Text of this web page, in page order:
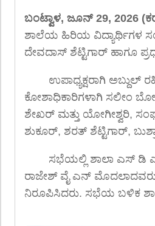
ಬಂಟ್ವಾಳ, ಜೂನ್ 29, 2026
ಶಾಲೆಯ ಹಿರಿಯ ವಿದ್ಯಾರ್ಥಿಗಳ ಸಂಘ
ದೇವದಾಸ್ ಶೆಟ್ಟಿಗಾರ್ ಹಾಗೂ
ಉಪಾಧ್ಯಕ್ಷರಾಗಿ
ಕೋಶಾಧಿಕಾರಿಗಳಾಗಿ ಸಲೀಂ
ಶೇಖರ್ ಮತ್ತು ಯೋಗೀಶ್ವರಿ,
ಶುಕೂರ್, ಶರತ್ ಶೆಟ್ಟಿಗಾರ್,
ಸಭೆಯಲ್ಲಿ ಶಾಲಾ ಎಸ್ ಡಿ ಎಂ
ರಾಜೇಶ್ ವೈ ಎನ್
ನಿರೂಪಿಸಿದರು. ಸಭೆಯ ಬಳಿಕ